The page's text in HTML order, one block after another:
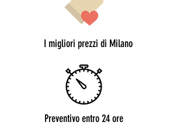
I migliori prezzi di Milano
Preventivo entro 24 ore